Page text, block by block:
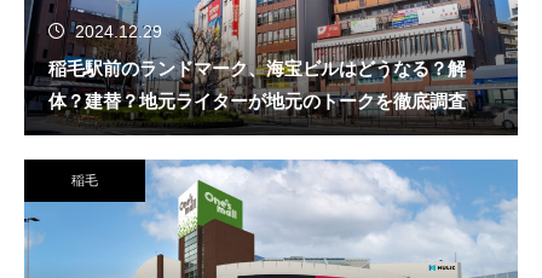
2024.12.29
稲毛駅前のランドマーク、海宝ビルはどうなる？解
体？建替？地元ライターが地元のトークを徹底調査
稲毛